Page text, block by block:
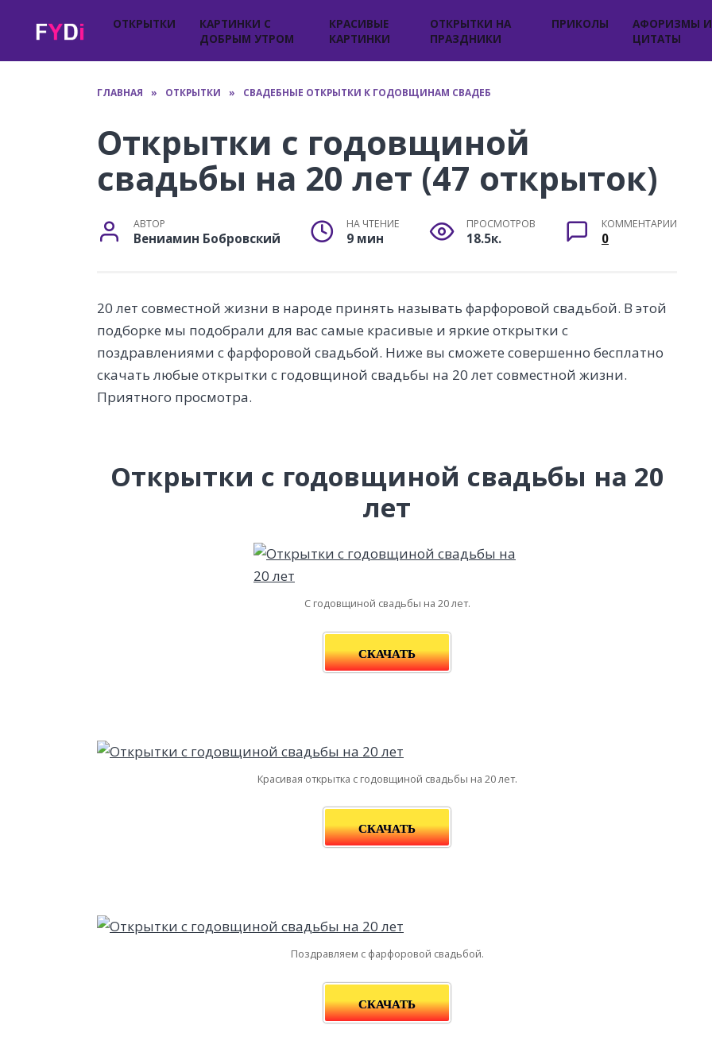
содержанию
ОТКРЫТКИ
КАРТИНКИ С
ДОБРЫМ УТРОМ
КРАСИВЫЕ
КАРТИНКИ
ОТКРЫТКИ НА
ПРАЗДНИКИ
ПРИКОЛЫ
АФОРИЗМЫ И
ЦИТАТЫ
ГЛАВНАЯ » ОТКРЫТКИ » СВАДЕБНЫЕ ОТКРЫТКИ К ГОДОВЩИНАМ СВАДЕБ
Открытки с годовщиной
свадьбы на 20 лет (47 открыток)
АВТОР
Вениамин Бобровский
НА ЧТЕНИЕ
9 мин
ПРОСМОТРОВ
18.5к.
КОММЕНТАРИИ
0
20 лет совместной жизни в народе принять называть фарфоровой свадьбой. В этой
подборке мы подобрали для вас самые красивые и яркие открытки с
поздравлениями с фарфоровой свадьбой. Ниже вы сможете совершенно бесплатно
скачать любые открытки с годовщиной свадьбы на 20 лет совместной жизни.
Приятного просмотра.
Открытки с годовщиной свадьбы на 20
лет
С годовщиной свадьбы на 20 лет.
СКАЧАТЬ
Красивая открытка с годовщиной свадьбы на 20 лет.
СКАЧАТЬ
Поздравляем с фарфоровой свадьбой.
СКАЧАТЬ